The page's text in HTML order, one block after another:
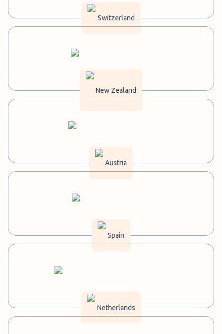
Switzerland
New Zealand
Austria
Spain
Netherlands